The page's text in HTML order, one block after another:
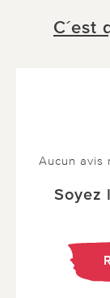
C´est
Aucun
Soyez